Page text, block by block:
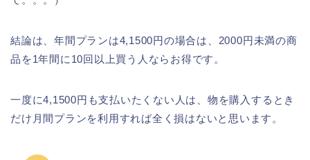
結論は、年間プランは4,1500円の場合は、2000円未満の商
品を1年間に10回以上買う人ならお得です。
一度に4,1500円も支払いたくない人は、物を購入するとき
だけ月間プランを利用すれば全く損はないと思います。